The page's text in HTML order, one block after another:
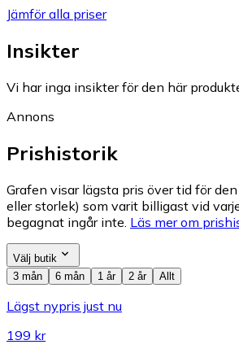
Jämför alla priser
Insikter
Vi har inga insikter för den här
Annons
Prishistorik
Grafen visar lägsta pris över tid för
eller storlek) som varit billigast vid
begagnat ingår inte. Läs mer om
Välj butik
3 mån
6 mån 1 år 2 år Allt
Lägst nypris just nu
199 kr